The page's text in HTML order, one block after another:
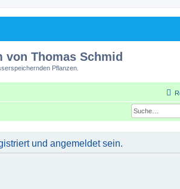
von Thomas Schmid
Pflanzen.
und angemeldet sein.